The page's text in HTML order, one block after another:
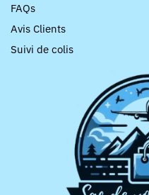
FAQs
Avis Clients
Suivi de colis